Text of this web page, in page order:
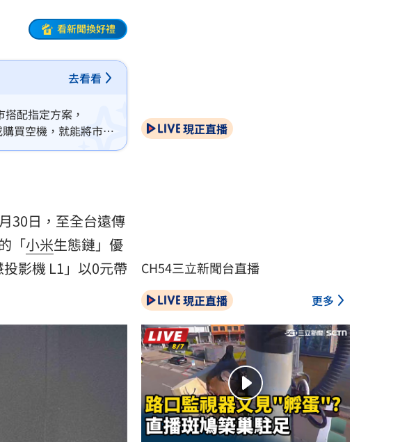
看新聞換好禮
去看看
配指定方案，
買空機，就能將市價
30日，至全台遠傳
「小米生態鏈」優
影機 L1」以0元帶
現正直播
CH54三立新聞台直播
現正直播 更多